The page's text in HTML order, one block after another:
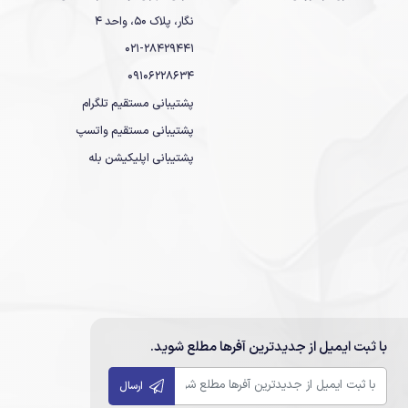
نگار، پلاک 50، واحد 4
021-28429441
09106228634
پشتیبانی مستقیم تلگرام
پشتیبانی مستقیم واتسپ
پشتیبانی اپلیکیشن بله
با ثبت ایمیل از جدیدترین آفرها مطلع شوید.